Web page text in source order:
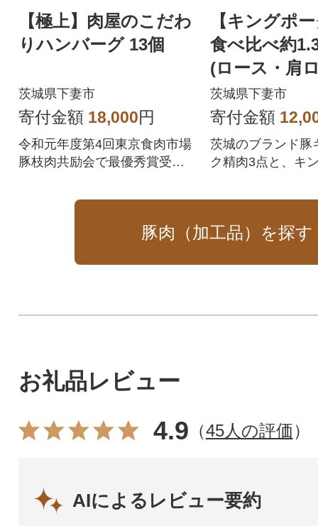
【極上】肉屋のこだわ
りハンバーグ 13個
茨城県下妻市
寄付金額 18,000円
令和元年度第4回東京食肉市場
豚枝肉共励会で最優秀賞受賞
の下妻金豚」と黒毛和牛の合
【キングポ
食べ比べ約
(ロース・肩
バラ)・ウイ
チョリソー
茨城県下妻市
寄付金額
茨城のブランド豚
ク精肉3点と、キ
チョリソーのセッ
豚肉（加工品）を探す
お礼品レビュー
4.9 （45人の評価）
AIによるレビュー要約